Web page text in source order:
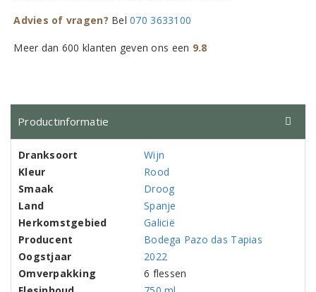
Advies of vragen? Bel070 3633100
Meer dan 600 klanten geven ons een 9.8
Productinformatie
Dranksoort
Wijn
Kleur
Rood
Smaak
Droog
Land
Spanje
Herkomstgebied
Galicië
Producent
Bodega Pazo das Tapias
Oogstjaar
2022
Omverpakking
6 flessen